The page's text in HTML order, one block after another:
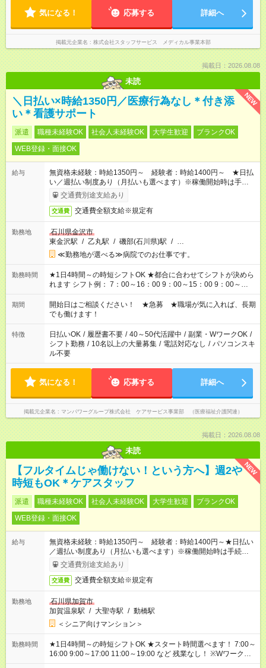
気になる！ 応募する 詳細へ
掲載元企業名 株式会社スタッフサービス メディカル事業本部
掲載日：2026.08.08
未読
NEW
＼日払い×時給1350円／医療行為なし＊付き添
い＊看護サポート
派遣 職種未経験OK 社会人未経験OK 大学生歓迎
ブランクOK
WEB登録・面接OK
給与
無資格未経験：時給1350円～ 経験者：時給1400円～ ★日払
い／週払い制度あり（月払いも選べます）※稼働開始時は手続き
完了次第のお支払いとなります。
交通費別途支給あり
交通費 交通費全額支給※規定有
勤務地
石川県金沢市
東金沢駅 / 乙丸駅 / 磯部(石川県)駅 / …
≪勤務地が選べる≫病院でのお仕事です。
勤務時間
★1日4時間～の時短シフトOK ★都合に合わせてシフトが決めら
れます シフト例： 7：00～16：00 9：00～15：00 9：00～
18：00 11：00～20：00 など ※Wワークの場合、他のお仕事と
合わせ週40時間超の就業はご案内できません ※法令に基づき、
週20時間以上勤務は社会保険への加入対象となります ※労働者
派遣法（日雇い派遣の原則禁止）により、短時間・短期間の就
業はご案内が難しい場合があります
期間
開始日はご相談ください！ ★急募 ★職場が気に入れば、長期
でも働けます！
特徴 日払いOK / 履歴書不要 / 40～50代活躍中 / 副業・WワークOK /
シフト勤務 / 10名以上の大量募集 / 電話対応なし / パソコンスキ
ル不要
気になる！ 応募する 詳細へ
掲載元企業名 マンパワーグループ株式会社 ケアサービス事業部 （医療福祉介護関連）
掲載日：2026.08.08
未読
NEW
【フルタイムじゃ働けない！という方へ】週2や
時短もOK＊ケアスタッフ
派遣 職種未経験OK 社会人未経験OK 大学生歓迎
ブランクOK
WEB登録・面接OK
給与
無資格未経験：時給1350円～ 経験者：時給1400円～★日払い
／週払い制度あり（月払いも選べます）※稼働開始時は手続き完
了次第のお支払いとなります。
交通費別途支給あり
交通費 交通費全額支給※規定有
勤務地
石川県加賀市
加賀温泉駅 / 大聖寺駅 / 動橋駅
＜シニア向けマンション＞
勤務時間
★1日4時間～の時短シフトOK ★スタート時間選べます！ 7:00～
16:00 9:00～17:00 11:00～19:00 など 残業なし！ ※Wワークの
場合、他のお仕事と合わせ週40時間超の就業はご案内できませ